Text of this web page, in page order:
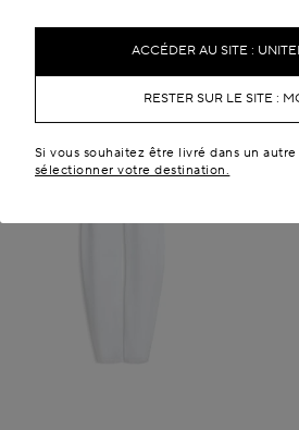
ACCÉDER AU SITE :
RESTER SUR LE SITE :
Si vous souhaitez être livré dans un
sélectionner votre destination.